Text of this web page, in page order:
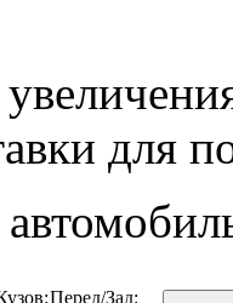
для
Перед/Зад: